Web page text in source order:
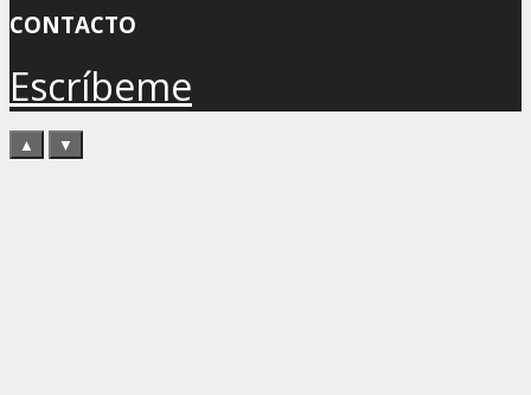
CONTACTO
Escríbeme
▲ ▼